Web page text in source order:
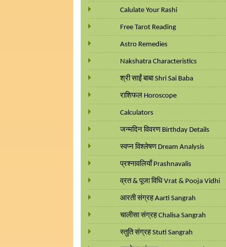
Calulate Your Rashi
Free Tarot Reading
Astro Remedies
Nakshatra Characteristics
श्री साईं बाबा Shri Sai Baba
राशिफल Horoscope
Calculators
जन्मदिन विवरण Birthday Details
स्वप्न विश्लेषण Dream Analysis
प्रश्नावलियाँ Prashnavalis
व्रत & पूजा विधि Vrat & Pooja Vidhi
आरती संग्रह Aarti Sangrah
चालीसा संग्रह Chalisa Sangrah
स्तुति संग्रह Stuti Sangrah